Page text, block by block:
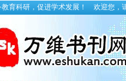
育科研，促进学术发展！ 欢迎您，